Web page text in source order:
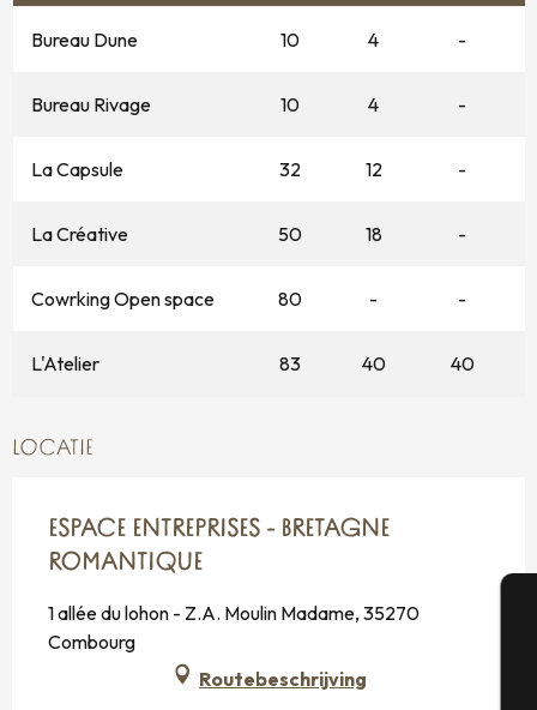
Bureau Dune 10 4 -
Bureau Rivage 10 4 -
La Capsule 32 12 -
La Créative 50 18 -
Cowrking Open space 80 - -
L'Atelier 83 40 40
LOCATIE
ESPACE ENTREPRISES - BRETAGNE
ROMANTIQUE
1 allée du lohon - Z.A. Moulin Madame, 35270
Combourg
Routebeschrijving